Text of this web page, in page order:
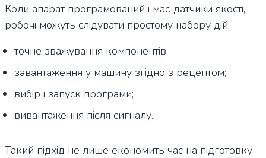
Коли апарат програмований і має датчики якості,
робочі можуть слідувати простому набору дій:
точне зважування компонентів;
завантаження у машину згідно з рецептом;
вибір і запуск програми;
вивантаження після сигналу.
Такий підхід не лише економить час на підготовку